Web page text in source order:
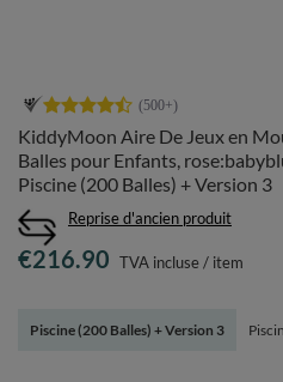
KiddyMoon Aire De Jeux en
Balles pour Enfants,
Piscine (200 Balles) + Version 3
Reprise d'ancien produit
Piscine (200 Balles) + Version 3
€216.90 TVA incluse/ item